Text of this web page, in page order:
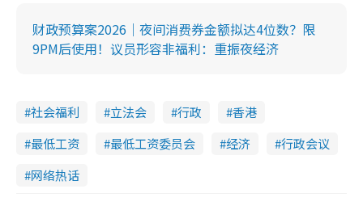
财政预算案2026｜夜间消费券金额拟达4位数？限
9PM后使用！议员形容非福利：重振夜经济
社会福利 立法会 行政
香港
最低工资
最低工资委员会 经济
行政会议
网络热话